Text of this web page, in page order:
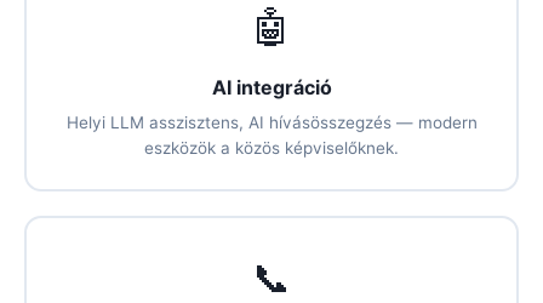
🤖
AI integráció
Helyi LLM asszisztens, AI hívásösszegzés — modern
eszközök a közös képviselőknek.
📞